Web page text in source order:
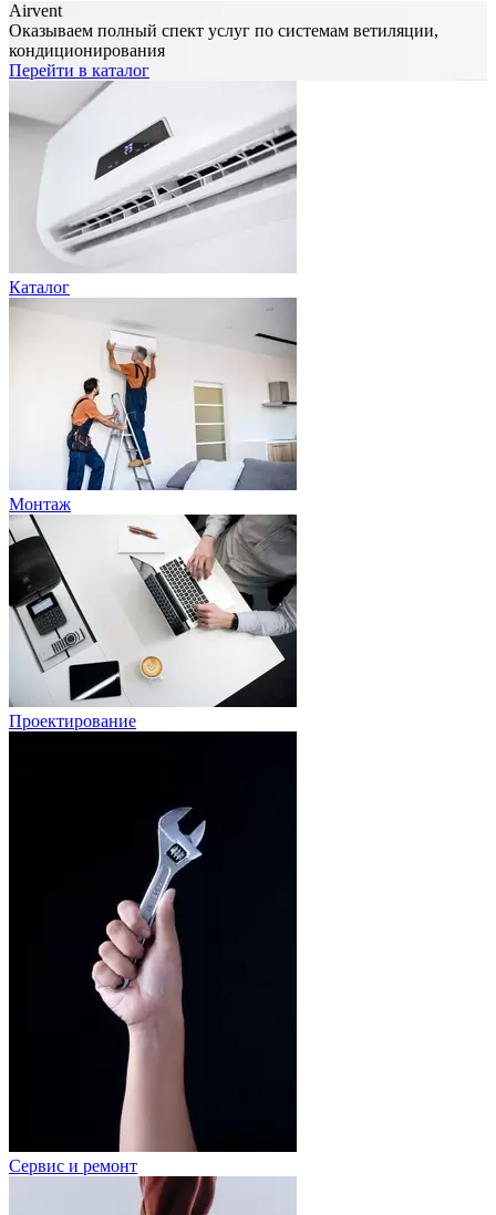
Airvent
Оказываем полный спект услуг по системам ветиляции,
кондиционирования
Перейти в каталог
Каталог
Монтаж
Проектирование
Сервис и ремонт